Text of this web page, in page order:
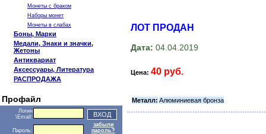
Монеты с браком
Наборы монет
Монеты в слабах
Боны, Марки
Медали, Знаки и значки,
Жетоны
Антиквариат
Аксессуары, Литература
РАСПРОДАЖА
Профайл
Логин
\Email:
Пароль:
забыли
пароль?
ЛОТ ПРОДАН
Дата: 04.04.2019
Цена: 40 руб.
Металл: Алюминиевая бронза